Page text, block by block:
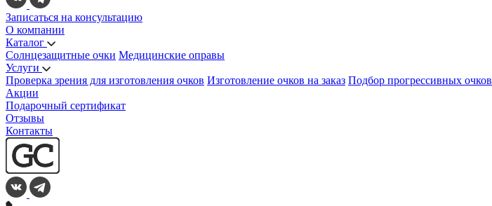
Записаться на консультацию
О компании
Каталог
Солнцезащитные очки Медицинские оправы
Услуги
Проверка зрения для изготовления очков Изготовление очков на заказ Подбор прогрессивных
Акции
Подарочный сертификат
Отзывы
Контакты